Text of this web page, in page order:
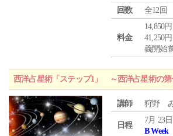
回数
全12回
料金
14,850
41,250
義開始
西洋占星術「ステップ1」 ～西洋占星術の
講師 狩野
日程
7月 23
B Week